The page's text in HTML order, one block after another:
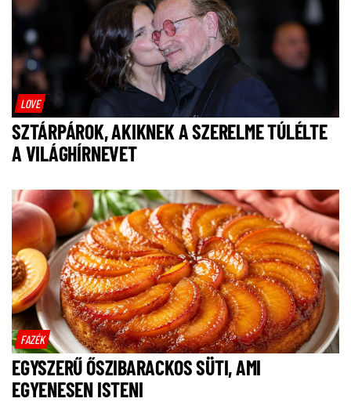
LOVE
SZTÁRPÁROK, AKIKNEK A SZERELME TÚLÉLTE
A VILÁGHÍRNEVET
FAZÉK
EGYSZERŰ ŐSZIBARACKOS SÜTI, AMI
EGYENESEN ISTENI